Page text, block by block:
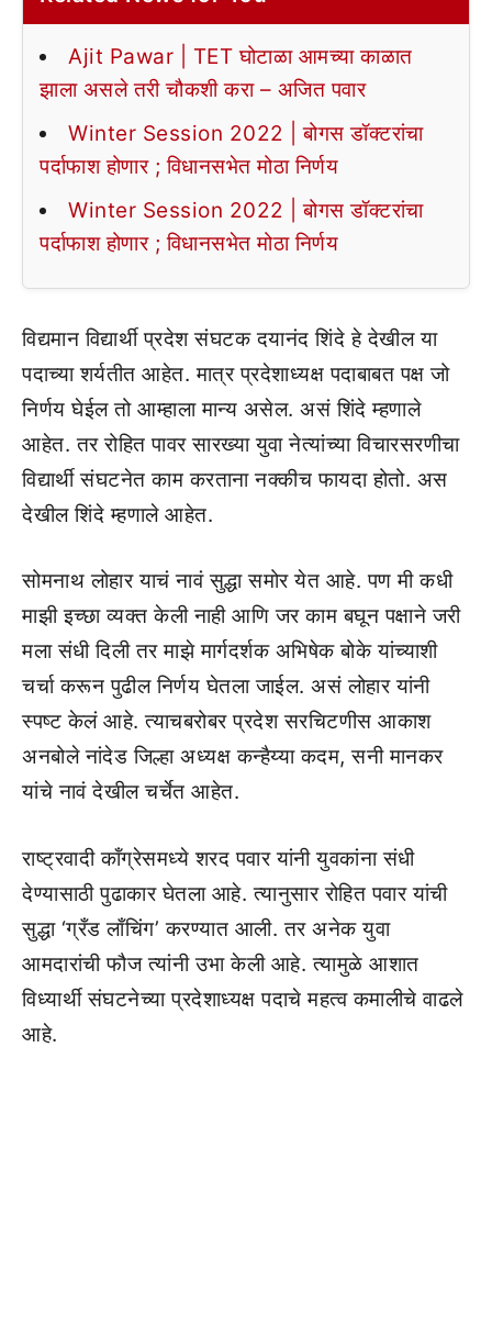
Ajit Pawar | TET घोटाळा आमच्या काळात
झाला असले तरी चौकशी करा – अजित पवार
Winter Session 2022 | बोगस डॉक्टरांचा
पर्दाफाश होणार ; विधानसभेत मोठा निर्णय
Winter Session 2022 | बोगस डॉक्टरांचा
पर्दाफाश होणार ; विधानसभेत मोठा निर्णय
विद्यमान विद्यार्थी प्रदेश संघटक दयानंद शिंदे हे देखील या
पदाच्या शर्यतीत आहेत. मात्र प्रदेशाध्यक्ष पदाबाबत पक्ष जो
निर्णय घेईल तो आम्हाला मान्य असेल. असं शिंदे म्हणाले
आहेत. तर रोहित पावर सारख्या युवा नेत्यांच्या विचारसरणीचा
विद्यार्थी संघटनेत काम करताना नक्कीच फायदा होतो. अस
देखील शिंदे म्हणाले आहेत.
सोमनाथ लोहार याचं नावं सुद्धा समोर येत आहे. पण मी कधी
माझी इच्छा व्यक्त केली नाही आणि जर काम बघून पक्षाने जरी
मला संधी दिली तर माझे मार्गदर्शक अभिषेक बोके यांच्याशी
चर्चा करून पुढील निर्णय घेतला जाईल. असं लोहार यांनी
स्पष्ट केलं आहे. त्याचबरोबर प्रदेश सरचिटणीस आकाश
अनबोले नांदेड जिल्हा अध्यक्ष कन्हैय्या कदम, सनी मानकर
यांचे नावं देखील चर्चेत आहेत.
राष्ट्रवादी कॉंग्रेसमध्ये शरद पवार यांनी युवकांना संधी
देण्यासाठी पुढाकार घेतला आहे. त्यानुसार रोहित पवार यांची
सुद्धा ‘ग्रँड लाँचिंग’ करण्यात आली. तर अनेक युवा
आमदारांची फौज त्यांनी उभा केली आहे. त्यामुळे आशात
विध्यार्थी संघटनेच्या प्रदेशाध्यक्ष पदाचे महत्व कमालीचे वाढले
आहे.